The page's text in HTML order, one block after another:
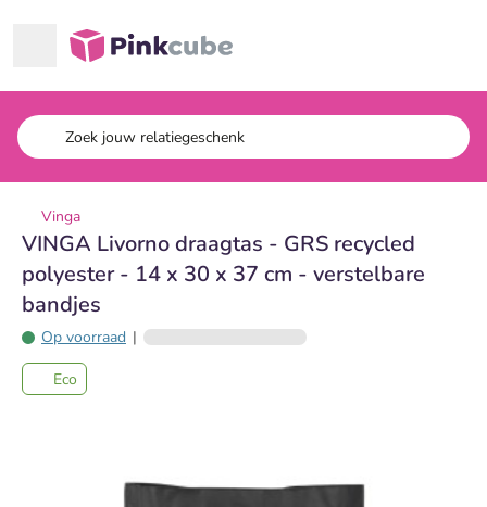
Pinkcube
Vinga
VINGA Livorno draagtas - GRS recycled
polyester - 14 x 30 x 37 cm - verstelbare
bandjes
Op voorraad |
Eco